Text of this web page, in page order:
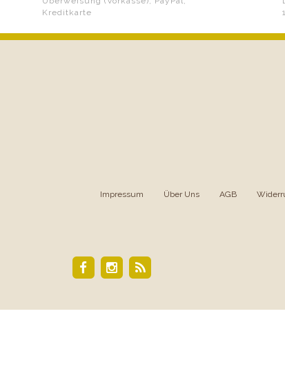
Kreditkarte
Impressum Über Uns AGB